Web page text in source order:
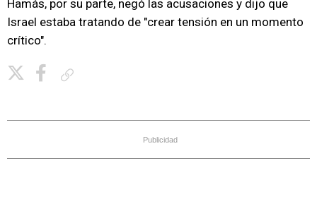
Hamás, por su parte, negó las acusaciones y dijo que
Israel estaba tratando de "crear tensión en un momento
crítico".
Publicidad